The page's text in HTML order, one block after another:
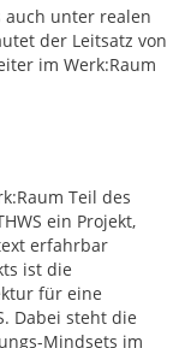
auch unter realen
der Leitsatz von
im Werk:Raum
Teil des
ein Projekt,
erfahrbar
ist die
für eine
Dabei steht die
Mindsets im